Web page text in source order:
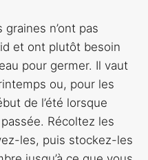
n’ont pas
et ont plutôt besoin
pour germer. Il vaut
ou, pour les
de l’été lorsque
Récoltez les
les, puis stockez-les